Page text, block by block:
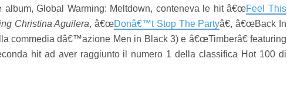
album, Global Warming: Meltdown, conteneva le hit â€œFeel This
Christina Aguilera, â€œDonâ€™t Stop The Partyâ€, â€œBack In
commedia dâ€™azione Men in Black 3) e â€œTimberâ€ featuring
hit ad aver raggiunto il numero 1 della classifica Hot 100 di